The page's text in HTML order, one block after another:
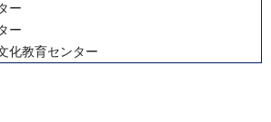
ー
ー
化教育センター